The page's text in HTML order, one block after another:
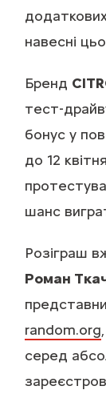
навесні
Бренд
тест-
бонус у
до 12
шанс
Розіграш
Роман
random.org
серед